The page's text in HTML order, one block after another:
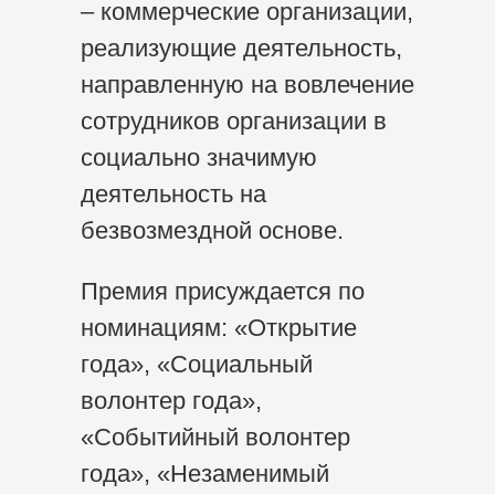
– коммерческие организации,
реализующие деятельность,
направленную на вовлечение
сотрудников организации в
социально значимую
деятельность на
безвозмездной основе.
Премия присуждается по
номинациям: «Открытие
года», «Социальный
волонтер года»,
«Событийный волонтер
года», «Незаменимый